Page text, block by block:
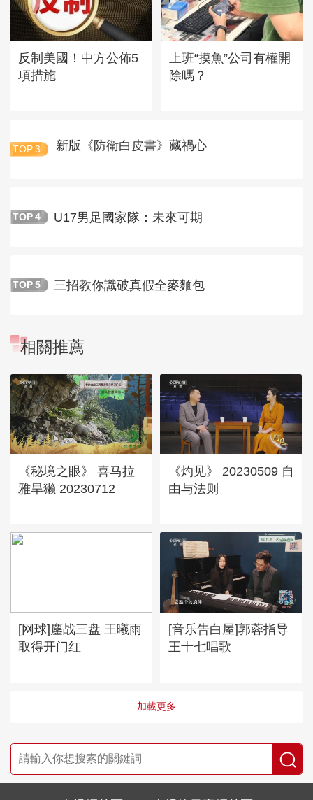
反制美國！中方公佈5
項措施
上班“摸魚”公司有權開
除嗎？
TOP 3 新版《防衛白皮書》藏禍心
TOP 4 U17男足國家隊：未來可期
TOP 5 三招教你識破真假全麥麵包
相關推薦
《秘境之眼》 喜马拉
雅旱獭 20230712
《灼见》 20230509 自
由与法则
[网球]鏖战三盘 王曦雨
取得开门红
[音乐告白屋]郭蓉指导
王十七唱歌
加載更多